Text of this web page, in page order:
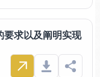
求以及阐明实现